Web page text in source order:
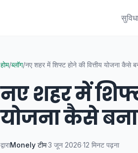
होम/ब्लॉग/नए शहर में शिफ्ट होने की वित्तीय योजना कैसे
नए शहर में शिफ्ट
योजना कैसे
द्वाराMonely टीम·3 जून 2026·12 मिनट पढ़ना